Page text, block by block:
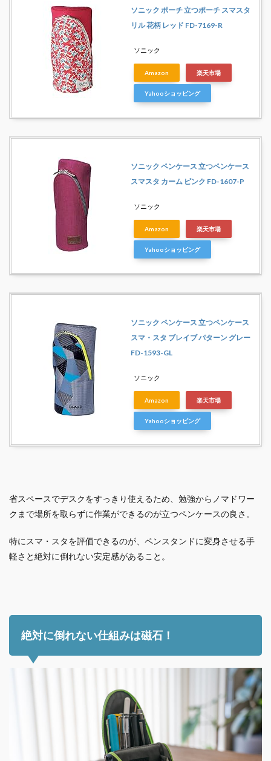
ソニック ポーチ 立つポーチ スマスタ
リル 花柄 レッド FD-7169-R
ソニック
Amazon 楽天市場
Yahooショッピング
ソニック ペンケース 立つペンケース
スマスタ カーム ピンク FD-1607-P
ソニック
Amazon 楽天市場
Yahooショッピング
ソニック ペンケース 立つペンケース
スマ・スタ ブレイブ パターン グレー
FD-1593-GL
ソニック
Amazon 楽天市場
Yahooショッピング
省スペースでデスクをすっきり使えるため、勉強からノマドワー
クまで場所を取らずに作業ができるのが立つペンケースの良さ。
特にスマ・スタを評価できるのが、ペンスタンドに変身させる手
軽さと絶対に倒れない安定感があること。
絶対に倒れない仕組みは磁石！